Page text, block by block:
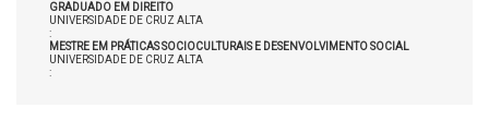
GRADUADO EM DIREITO
UNIVERSIDADE DE CRUZ ALTA
:
MESTRE EM PRÁTICAS SOCIOCULTURAIS E DESENVOLVIMENTO SOCIAL
UNIVERSIDADE DE CRUZ ALTA
: